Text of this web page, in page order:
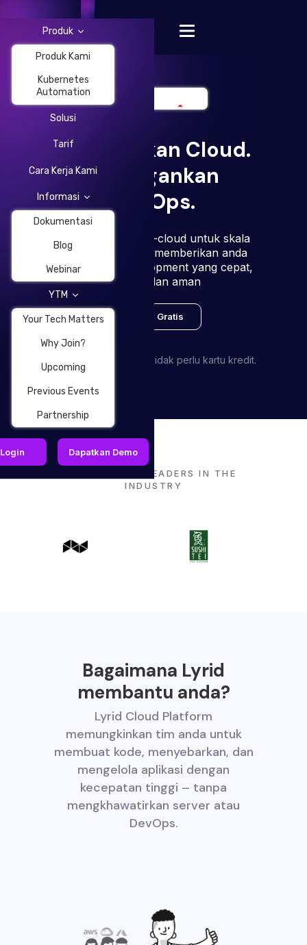
Produk
Produk Kami
Kubernetes
Automation
Solusi
Tarif
Cara Kerja Kami
Informasi
Dokumentasi
Blog
Webinar
YTM
Your Tech Matters
Why Join?
Upcoming
Previous Events
Partnership
Login Dapatkan Demo
Menyatukan Cloud.
Meringankan
DevOps.
Infrastruktur multi-cloud untuk skala
besar yang dapat memberikan anda
pengalaman development yang cepat,
mudah, dan aman
Deploy Gratis
Daftar dengan gratis. Tidak perlu kartu kredit.
TRUSTED BY LEADERS IN THE
INDUSTRY
Bagaimana Lyrid
membantu anda?
Lyrid Cloud Platform
memungkinkan tim anda untuk
membuat kode, menyebarkan, dan
mengelola aplikasi dengan
kecepatan tinggi – tanpa
mengkhawatirkan server atau
DevOps.